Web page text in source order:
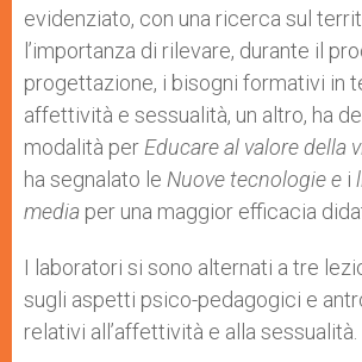
evidenziato, con una ricerca sul
l’importanza di rilevare, durante il
progettazione, i bisogni formativi in
affettività e sessualità, un altro, ha
modalità per Educare al valore della
ha segnalato le Nuove tecnologie e i
media per una maggior efficacia
I laboratori si sono alternati a tre
sugli aspetti psico-pedagogici e
relativi all’affettività e alla sessualità.